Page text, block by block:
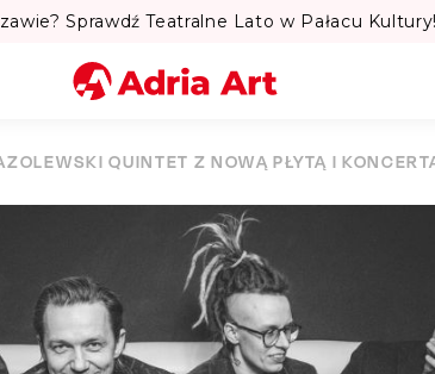
Sprawdź Teatralne Lato w Pałacu
Miasto
Kategoria
Szukaj
QUINTET Z NOWĄ PŁYTĄ I